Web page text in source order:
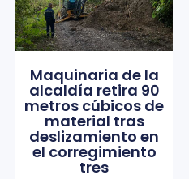
Maquinaria de la
alcaldía retira 90
metros cúbicos de
material tras
deslizamiento en
el corregimiento
tres